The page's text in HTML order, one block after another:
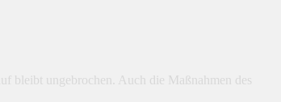
bleibt ungebrochen. Auch die Maßnahmen des